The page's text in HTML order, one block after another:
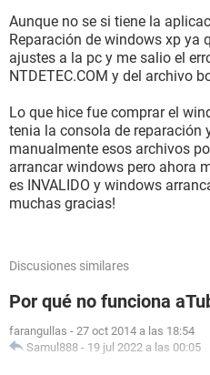
Aunque no se si tiene la
Reparación de windows xp ya
ajustes a la pc y me salio el
NTDETEC.COM y del archivo
Lo que hice fue comprar el
tenia la consola de reparación
manualmente esos archivos
arrancar windows pero ahora
es INVALIDO y windows
muchas gracias!
Discusiones similares
Por qué no funciona
farangullas - 27 oct 2014 a las 18:54
Samul888 - 19 jul 2022 a las 00:05